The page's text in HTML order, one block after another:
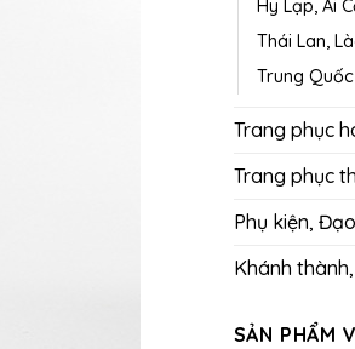
Hy Lạp, Ai
Thái Lan,
Trung Quốc
Trang phục
Trang phục
Phụ kiện,
Khánh
SẢN PHẨM